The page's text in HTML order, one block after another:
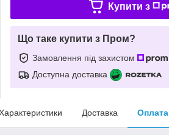
Купити з
Що таке купити з Пром?
Замовлення під захистом
Доступна доставка
Доставка Оплата